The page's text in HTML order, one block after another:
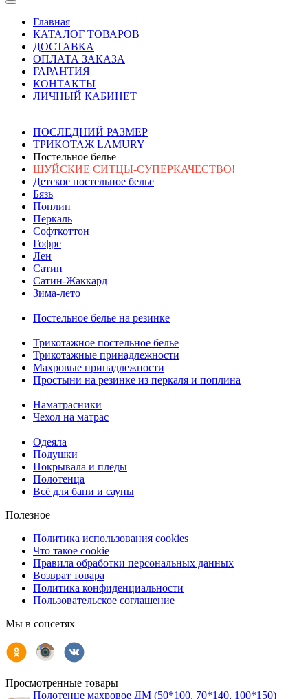
Главная
КАТАЛОГ ТОВАРОВ
ДОСТАВКА
ОПЛАТА ЗАКАЗА
ГАРАНТИЯ
КОНТАКТЫ
ЛИЧНЫЙ КАБИНЕТ
ПОСЛЕДНИЙ РАЗМЕР
ТРИКОТАЖ LAMURY
Постельное белье
ШУЙСКИЕ СИТЦЫ-СУПЕРКАЧЕСТВО!
Детское постельное белье
Бязь
Поплин
Перкаль
Софткоттон
Гофре
Лен
Сатин
Сатин-Жаккард
Зима-лето
Постельное белье на резинке
Трикотажное постельное белье
Трикотажные принадлежности
Махровые принадлежности
Простыни на резинке из перкаля и поплина
Наматрасники
Чехол на матрас
Одеяла
Подушки
Покрывала и пледы
Полотенца
Всё для бани и сауны
Полезное
Политика использования cookies
Что такое cookie
Правила обработки персональных данных
Возврат товара
Политика конфиденциальности
Пользовательское соглашение
Мы в соцсетях
Просмотренные товары
Полотенце махровое ДМ (50*100, 70*140, 100*150)